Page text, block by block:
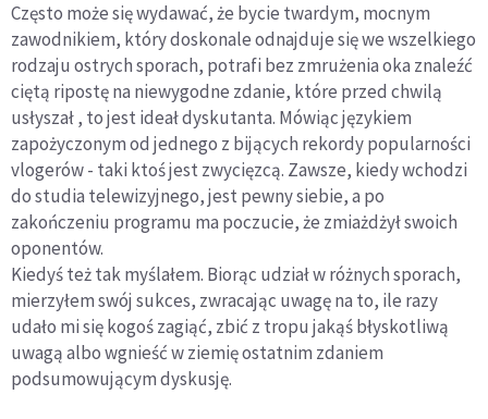
Często może się wydawać, że bycie twardym, mocnym
zawodnikiem, który doskonale odnajduje się we wszelkiego
rodzaju ostrych sporach, potrafi bez zmrużenia oka znaleźć
ciętą ripostę na niewygodne zdanie, które przed chwilą
usłyszał , to jest ideał dyskutanta. Mówiąc językiem
zapożyczonym od jednego z bijących rekordy popularności
vlogerów - taki ktoś jest zwycięzcą. Zawsze, kiedy wchodzi
do studia telewizyjnego, jest pewny siebie, a po
zakończeniu programu ma poczucie, że zmiażdżył swoich
oponentów.
Kiedyś też tak myślałem. Biorąc udział w różnych sporach,
mierzyłem swój sukces, zwracając uwagę na to, ile razy
udało mi się kogoś zagiąć, zbić z tropu jakąś błyskotliwą
uwagą albo wgnieść w ziemię ostatnim zdaniem
podsumowującym dyskusję.